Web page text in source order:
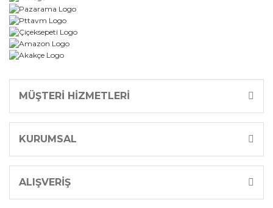
MÜŞTERİ HİZMETLERİ
KURUMSAL
ALIŞVERİŞ